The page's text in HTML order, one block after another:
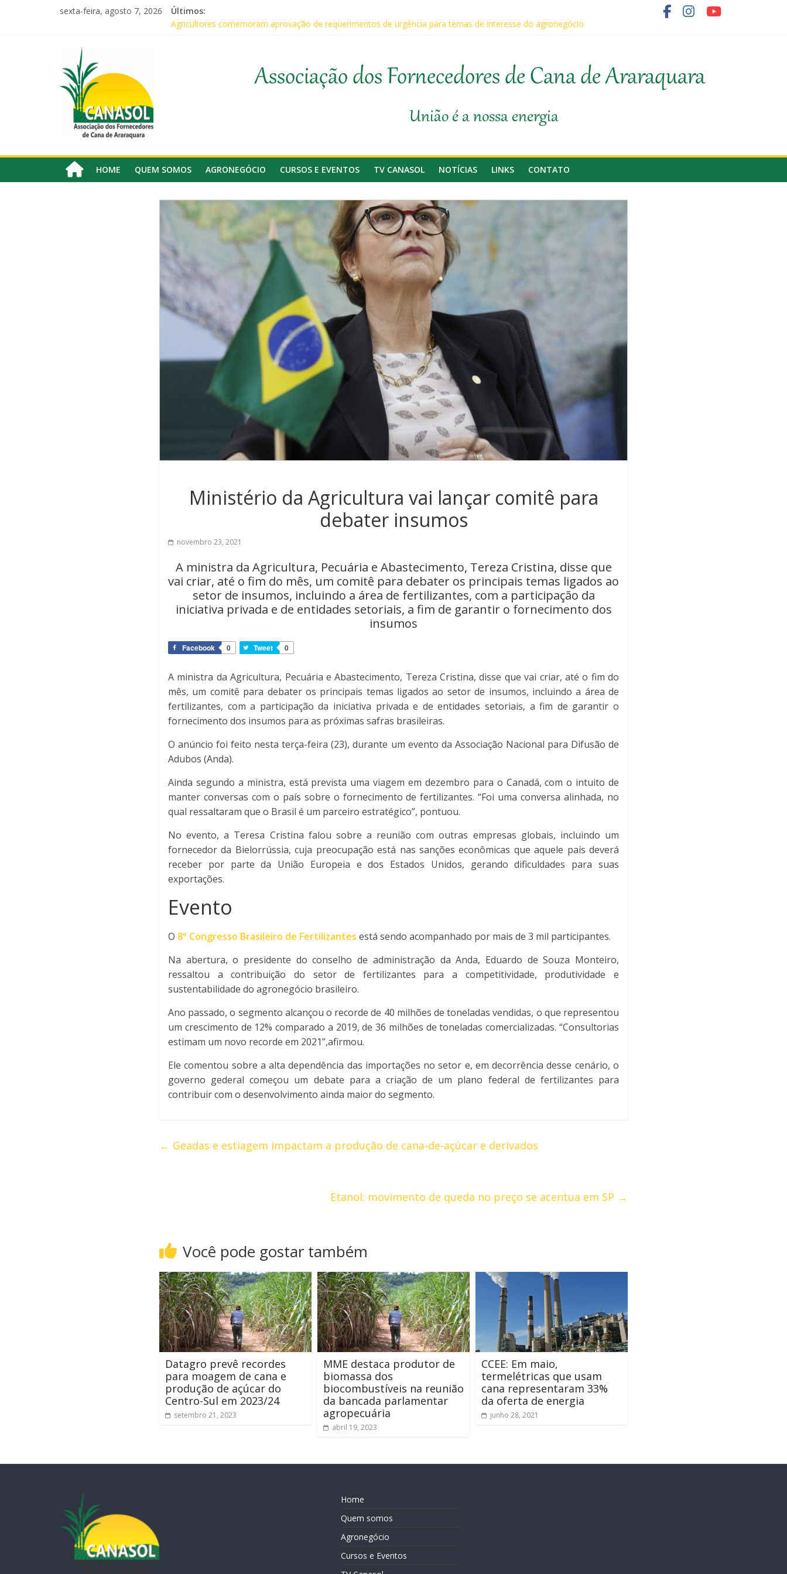
sexta-feira, agosto 7, 2026
Últimos:
Agricultores comemoram aprovação de requerimentos de urgência para temas de interesse do agronegócio
Associados da Canasol participam da Coopercitrus Expo 2026
Baile Junino (2026) – Canasol
Canasol
Associação
dos
Fornecedores
Associação dos Fornecedores de Cana de Araraquara
União é a nossa energia
HOME QUEM SOMOS AGRONEGÓCIO CURSOS E EVENTOS TV CANASOL NOTÍCIAS LINKS CONTATO
Ministério da Agricultura vai lançar comitê para
debater insumos
novembro 23, 2021
A ministra da Agricultura, Pecuária e Abastecimento, Tereza Cristina, disse que
vai criar, até o fim do mês, um comitê para debater os principais temas ligados ao
setor de insumos, incluindo a área de fertilizantes, com a participação da
iniciativa privada e de entidades setoriais, a fim de garantir o fornecimento dos
insumos
Facebook 0 Tweet 0
A ministra da Agricultura, Pecuária e Abastecimento, Tereza Cristina, disse que vai criar, até o fim do
mês, um comitê para debater os principais temas ligados ao setor de insumos, incluindo a área de
fertilizantes, com a participação da iniciativa privada e de entidades setoriais, a fim de garantir o
fornecimento dos insumos para as próximas safras brasileiras.
O anúncio foi feito nesta terça-feira (23), durante um evento da Associação Nacional para Difusão de
Adubos (Anda).
Ainda segundo a ministra, está prevista uma viagem em dezembro para o Canadá, com o intuito de
manter conversas com o país sobre o fornecimento de fertilizantes. “Foi uma conversa alinhada, no
qual ressaltaram que o Brasil é um parceiro estratégico”, pontuou.
No evento, a Teresa Cristina falou sobre a reunião com outras empresas globais, incluindo um
fornecedor da Bielorrússia, cuja preocupação está nas sanções econômicas que aquele país deverá
receber por parte da União Europeia e dos Estados Unidos, gerando dificuldades para suas
exportações.
Evento
O 8º Congresso Brasileiro de Fertilizantes está sendo acompanhado por mais de 3 mil participantes.
Na abertura, o presidente do conselho de administração da Anda, Eduardo de Souza Monteiro,
ressaltou a contribuição do setor de fertilizantes para a competitividade, produtividade e
sustentabilidade do agronegócio brasileiro.
Ano passado, o segmento alcançou o recorde de 40 milhões de toneladas vendidas, o que representou
um crescimento de 12% comparado a 2019, de 36 milhões de toneladas comercializadas. “Consultorias
estimam um novo recorde em 2021”,afirmou.
Ele comentou sobre a alta dependência das importações no setor e, em decorrência desse cenário, o
governo gederal começou um debate para a criação de um plano federal de fertilizantes para
contribuir com o desenvolvimento ainda maior do segmento.
← Geadas e estiagem impactam a produção de cana-de-açúcar e derivados
Etanol: movimento de queda no preço se acentua em SP →
Você pode gostar também
Datagro prevê recordes
para moagem de cana e
produção de açúcar do
Centro-Sul em 2023/24
setembro 21, 2023
MME destaca produtor de
biomassa dos
biocombustíveis na reunião
da bancada parlamentar
agropecuária
abril 19, 2023
CCEE: Em maio,
termelétricas que usam
cana representaram 33%
da oferta de energia
junho 28, 2021
Home
Quem somos
Agronegócio
Cursos e Eventos